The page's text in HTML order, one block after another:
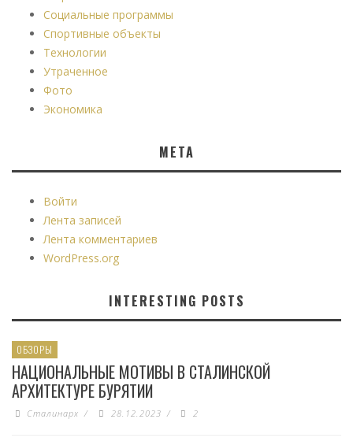
Социальные программы
Спортивные объекты
Технологии
Утраченное
Фото
Экономика
МЕТА
Войти
Лента записей
Лента комментариев
WordPress.org
INTERESTING POSTS
ОБЗОРЫ
НАЦИОНАЛЬНЫЕ МОТИВЫ В СТАЛИНСКОЙ
АРХИТЕКТУРЕ БУРЯТИИ
Сталинарх / 28.12.2023 / 2